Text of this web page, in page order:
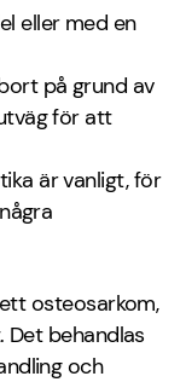
eller med en
på grund av
för att
är vanligt, för
osteosarkom,
behandlas
och